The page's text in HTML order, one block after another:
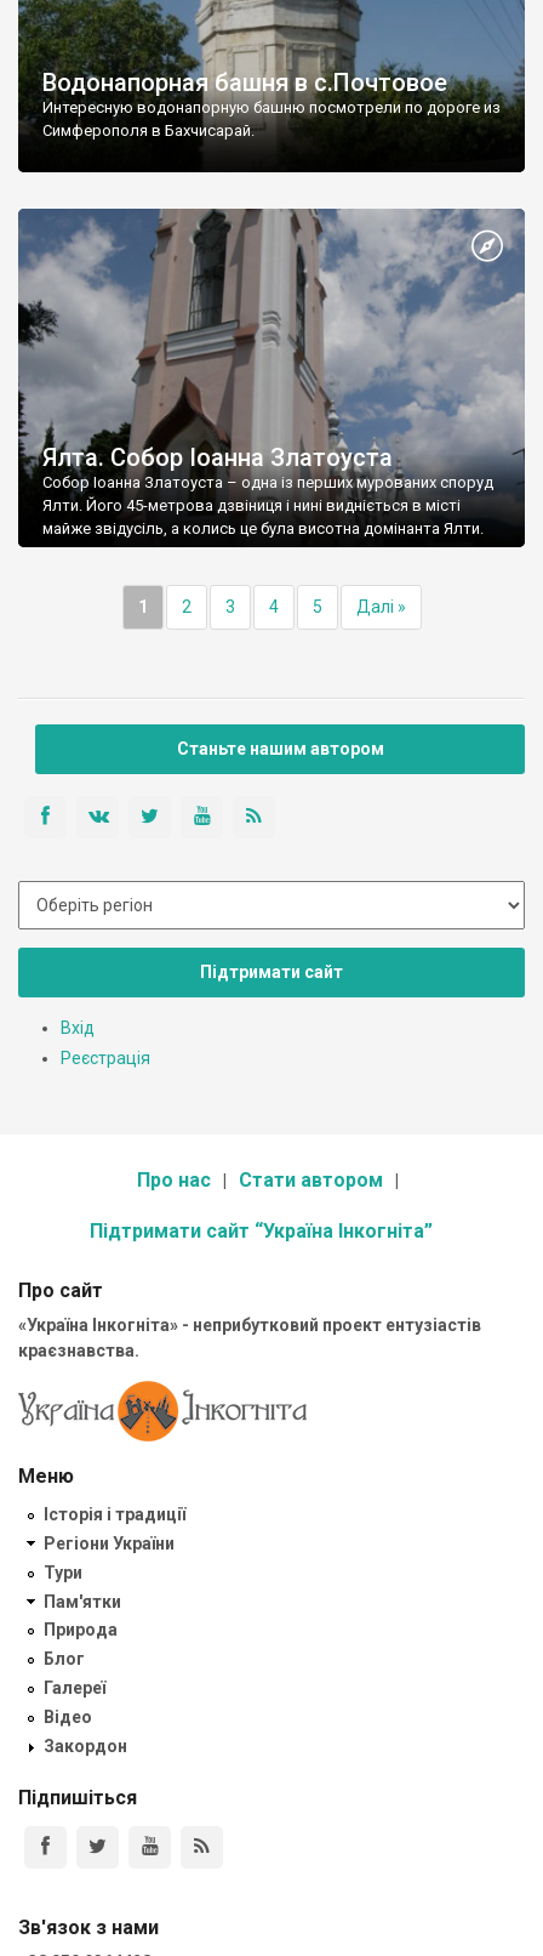
Водонапорная башня в с.Почтовое
Интересную водонапорную башню посмотрели по дороге из
Симферополя в Бахчисарай.
Ялта. Собор Іоанна Златоуста
Собор Іоанна Златоуста – одна із перших мурованих споруд
Ялти. Його 45-метрова дзвіниця і нині видніється в місті
майже звідусіль, а колись це була висотна домінанта Ялти.
1 2 3 4 5 Далі »
Станьте нашим автором
Підтримати сайт
Вхід
Реєстрація
Про нас Стати автором
Підтримати сайт “Україна Інкогніта”
Про сайт
«Україна Інкогніта» - неприбутковий проект ентузіастів
краєзнавства.
Меню
Історія і традиції
Регіони України
Тури
Пам'ятки
Природа
Блог
Галереї
Відео
Закордон
Підпишіться
Зв'язок з нами